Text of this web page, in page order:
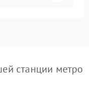
станции метро